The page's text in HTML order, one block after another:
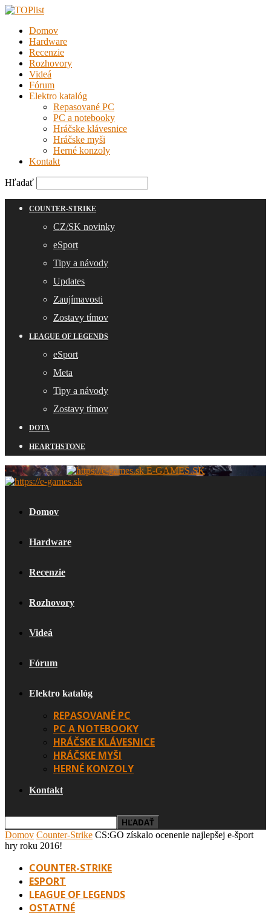
Domov
Hardware
Recenzie
Rozhovory
Videá
Fórum
Elektro katalóg
Repasované PC
PC a notebooky
Hráčske klávesnice
Hráčske myši
Herné konzoly
Kontakt
Hľadať
COUNTER-STRIKE
CZ/SK novinky
eSport
Tipy a návody
Updates
Zaujímavosti
Zostavy tímov
LEAGUE OF LEGENDS
eSport
Meta
Tipy a návody
Zostavy tímov
DOTA
HEARTHSTONE
E-GAMES.SK
Domov
Hardware
Recenzie
Rozhovory
Videá
Fórum
Elektro katalóg
REPASOVANÉ PC
PC A NOTEBOOKY
HRÁČSKE KLÁVESNICE
HRÁČSKE MYŠI
HERNÉ KONZOLY
Kontakt
Domov Counter-Strike CS:GO získalo ocenenie najlepšej e-šport
hry roku 2016!
COUNTER-STRIKE
ESPORT
LEAGUE OF LEGENDS
OSTATNÉ